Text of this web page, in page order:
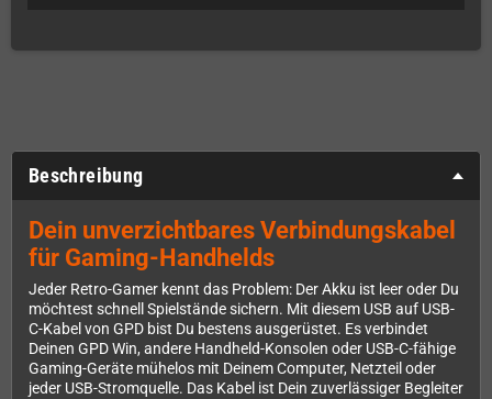
Beschreibung
Dein unverzichtbares Verbindungskabel
für Gaming-Handhelds
Jeder Retro-Gamer kennt das Problem: Der Akku ist leer oder Du
möchtest schnell Spielstände sichern. Mit diesem USB auf USB-
C-Kabel von GPD bist Du bestens ausgerüstet. Es verbindet
Deinen GPD Win, andere Handheld-Konsolen oder USB-C-fähige
Gaming-Geräte mühelos mit Deinem Computer, Netzteil oder
jeder USB-Stromquelle. Das Kabel ist Dein zuverlässiger Begleiter